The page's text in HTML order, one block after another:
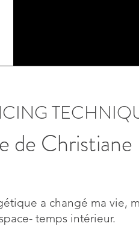
de Christiane
a changé ma vie,
temps intérieur.